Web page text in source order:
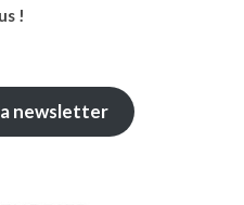
!
newsletter